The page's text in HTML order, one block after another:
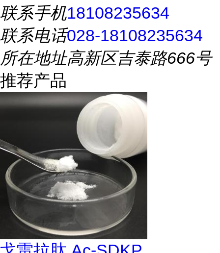
联系手机18108235634
联系电话028-18108235634
所在地址高新区吉泰路666号
推荐产品